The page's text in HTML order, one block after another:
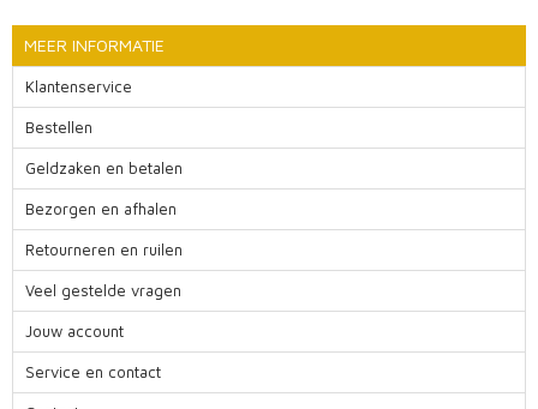
MEER INFORMATIE
Klantenservice
Bestellen
Geldzaken en betalen
Bezorgen en afhalen
Retourneren en ruilen
Veel gestelde vragen
Jouw account
Service en contact